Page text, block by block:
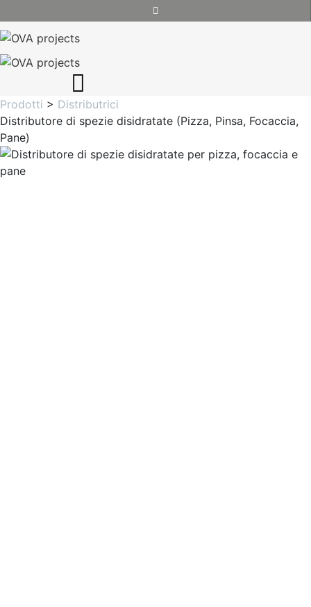
Prodotti > Distributrici
Distributore di spezie disidratate (Pizza, Pinsa, Focaccia,
Pane)